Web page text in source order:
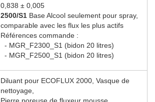
0,838 ± 0,005
2500/S1 Base Alcool seulement pour spray,
comparable avec les flux les plus actifs
Références commande :
- MGR_F2300_S1 (bidon 20 litres)
- MGR_F2500_S1 (bidon 20 litres)
Diluant pour ECOFLUX 2000, Vasque de
nettoyage,